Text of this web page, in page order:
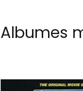
Albumes